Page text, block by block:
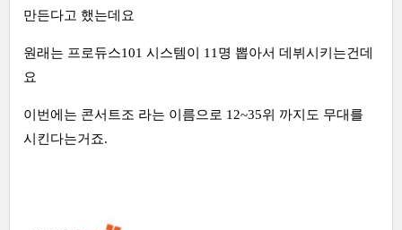
만든다고 했는데요
원래는 프로듀스101 시스템이 11명 뽑아서 데뷔시키는건데
요
이번에는 콘서트조 라는 이름으로 12~35위 까지도 무대를
시킨다는거죠.